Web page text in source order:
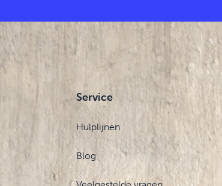
Service
Hulplijnen
Blog